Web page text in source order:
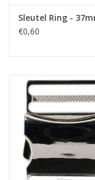
Sleutel Ring -
€0,60